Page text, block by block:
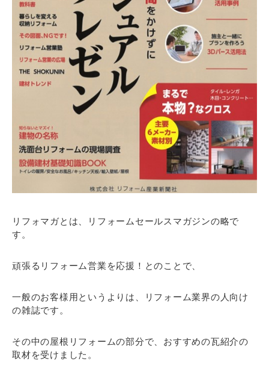
リフォマガとは、リフォームセールスマガジンの略で
す。
頑張るリフォーム営業を応援！とのことで、
一般のお客様用というよりは、リフォーム業界の人向け
の雑誌です。
その中の屋根リフォームの部分で、おすすめの瓦紹介の
取材を受けました。